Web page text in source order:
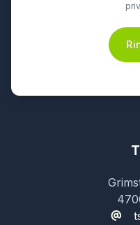
mørk loftbeklædning
parkeringssensor
parkeringssensor